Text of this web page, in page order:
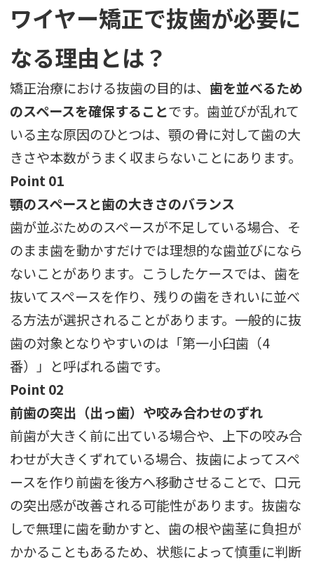
ワイヤー矯正で抜歯が必要に
なる理由とは？
矯正治療における抜歯の目的は、歯を並べるため
のスペースを確保することです。歯並びが乱れて
いる主な原因のひとつは、顎の骨に対して歯の大
きさや本数がうまく収まらないことにあります。
Point 01
顎のスペースと歯の大きさのバランス
歯が並ぶためのスペースが不足している場合、そ
のまま歯を動かすだけでは理想的な歯並びになら
ないことがあります。こうしたケースでは、歯を
抜いてスペースを作り、残りの歯をきれいに並べ
る方法が選択されることがあります。一般的に抜
歯の対象となりやすいのは「第一小臼歯（4
番）」と呼ばれる歯です。
Point 02
前歯の突出（出っ歯）や咬み合わせのずれ
前歯が大きく前に出ている場合や、上下の咬み合
わせが大きくずれている場合、抜歯によってスペ
ースを作り前歯を後方へ移動させることで、口元
の突出感が改善される可能性があります。抜歯な
しで無理に歯を動かすと、歯の根や歯茎に負担が
かかることもあるため、状態によって慎重に判断